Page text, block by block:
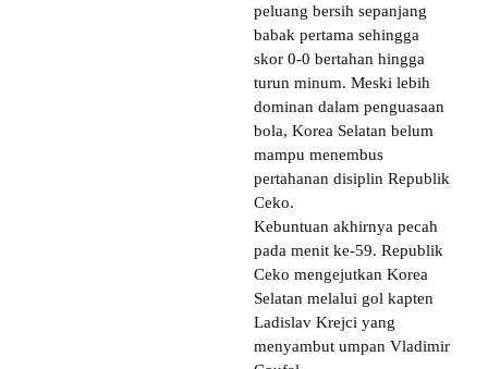
peluang bersih sepanjang
babak pertama sehingga
skor 0-0 bertahan hingga
turun minum. Meski lebih
dominan dalam penguasaan
bola, Korea Selatan belum
mampu menembus
pertahanan disiplin Republik
Ceko.
Kebuntuan akhirnya pecah
pada menit ke-59. Republik
Ceko mengejutkan Korea
Selatan melalui gol kapten
Ladislav Krejci yang
menyambut umpan Vladimir